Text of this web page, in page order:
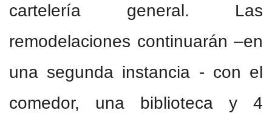
cartelería general. Las
remodelaciones continuarán –en
una segunda instancia - con el
comedor, una biblioteca y 4